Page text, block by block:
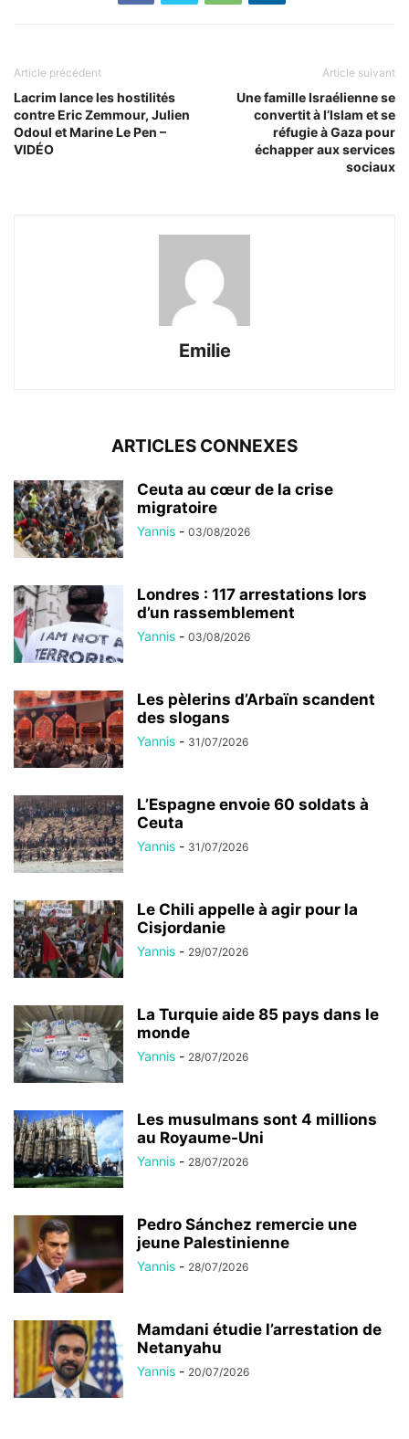
Article précédent
Lacrim lance les hostilités
contre Eric Zemmour, Julien
Odoul et Marine Le Pen –
VIDÉO
Article suivant
Une famille Israélienne se
convertit à l’Islam et se
réfugie à Gaza pour
échapper aux services
sociaux
Emilie
ARTICLES CONNEXES
Ceuta au cœur de la crise
migratoire
Yannis - 03/08/2026
Londres : 117 arrestations lors
d’un rassemblement
Yannis - 03/08/2026
Les pèlerins d’Arbaïn scandent
des slogans
Yannis - 31/07/2026
L’Espagne envoie 60 soldats à
Ceuta
Yannis - 31/07/2026
Le Chili appelle à agir pour la
Cisjordanie
Yannis - 29/07/2026
La Turquie aide 85 pays dans le
monde
Yannis - 28/07/2026
Les musulmans sont 4 millions
au Royaume-Uni
Yannis - 28/07/2026
Pedro Sánchez remercie une
jeune Palestinienne
Yannis - 28/07/2026
Mamdani étudie l’arrestation de
Netanyahu
Yannis - 20/07/2026